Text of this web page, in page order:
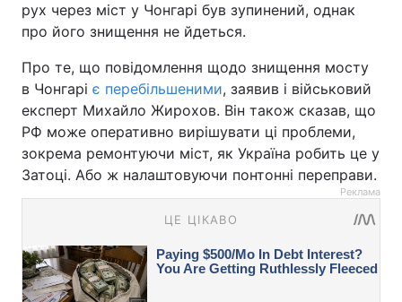
рух через міст у Чонгарі був зупинений, однак
про його знищення не йдеться.
Про те, що повідомлення щодо знищення мосту
в Чонгарі є перебільшеними, заявив і військовий
експерт Михайло Жирохов. Він також сказав, що
РФ може оперативно вирішувати ці проблеми,
зокрема ремонтуючи міст, як Україна робить це у
Затоці. Або ж налаштовуючи понтонні переправи.
Реклама